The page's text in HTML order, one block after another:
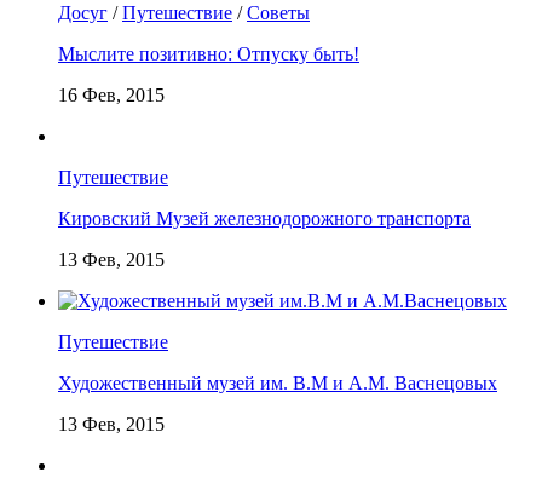
Досуг /Путешествие /Советы
Мыслите позитивно: Отпуску быть!
16 Фев, 2015
Путешествие
Кировский Музей железнодорожного транспорта
13 Фев, 2015
Путешествие
Художественный музей им. В.М и А.М. Васнецовых
13 Фев, 2015